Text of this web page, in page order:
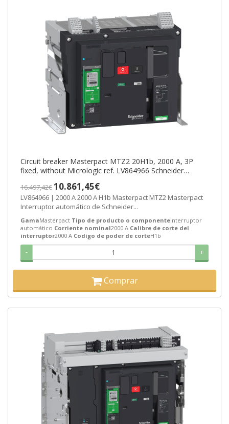
Circuit breaker Masterpact MTZ2 20H1b, 2000 A, 3P
fixed, without Micrologic ref. LV864966 Schneider
16.497,42€10.861,45€
LV864966 | 2000 A 2000 A H1b Masterpact MTZ2 Masterpact
Interruptor automático de Schneider...
GamaMasterpact Tipo de producto o componenteInterruptor
automático Corriente nominal2000 A Calibre de corte del
interruptor2000 A Codigo de poder de corteH1b
- +
Comprar